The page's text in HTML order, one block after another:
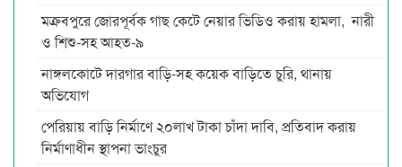
মক্রবপুরে জোরপূর্বক গাছ কেটে নেয়ার ভিডিও করায় হামলা, নারী
ও শিশু-সহ আহত-৯
নাঙ্গলকোটে দারগার বাড়ি-সহ কয়েক বাড়িতে চুরি, থানায়
অভিযোগ
পেরিয়ায় বাড়ি নির্মাণে ২০লাখ টাকা চাঁদা দাবি, প্রতিবাদ করায়
নির্মাণাধীন স্থাপনা ভাংচুর